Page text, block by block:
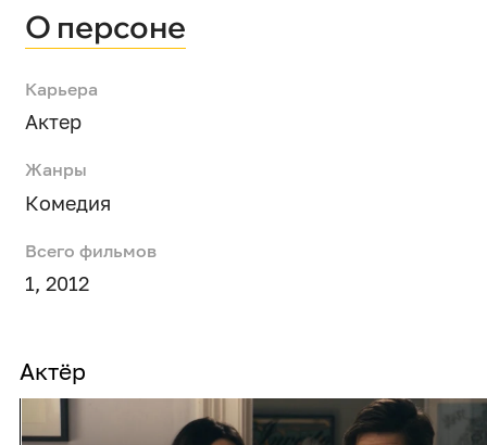
О персоне
Карьера
Актер
Жанры
Комедия
Всего фильмов
1, 2012
Актёр